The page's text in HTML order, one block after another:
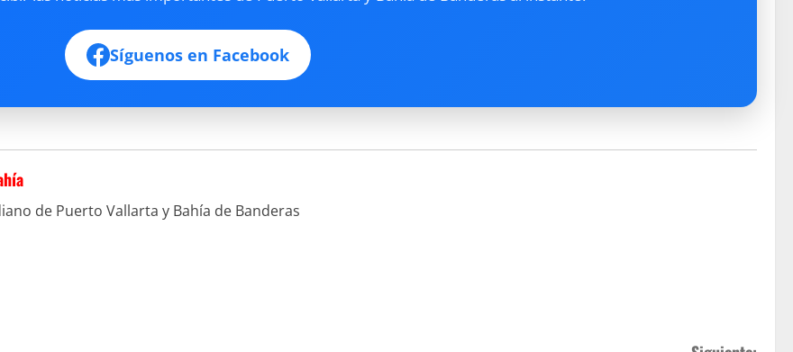
Síguenos en Facebook
de Puerto Vallarta y Bahía de Banderas